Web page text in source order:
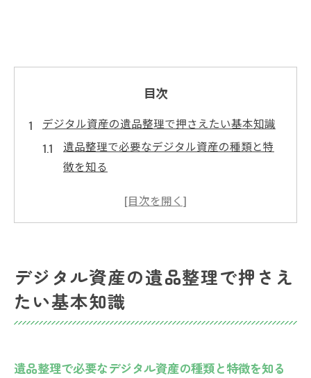
目次
デジタル資産の遺品整理で押さえたい基本知識
遺品整理で必要なデジタル資産の種類と特
徴を知る
デジタル遺品の存在を早期に把握する重要
性
遺品整理士が実践するデジタル資産の調べ
パスワード解除が必要な場面に備える方法
デジタル資産の遺品整理で押さえ
たい基本知識
遺品整理で必要なデジタル資産の種類と特徴を知る